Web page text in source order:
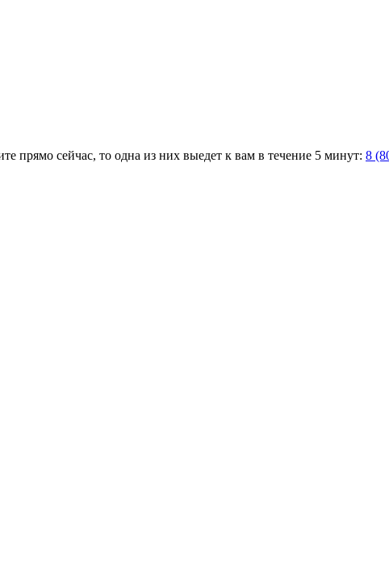
прямо сейчас, то одна из них выедет к вам в течение 5 минут: 8